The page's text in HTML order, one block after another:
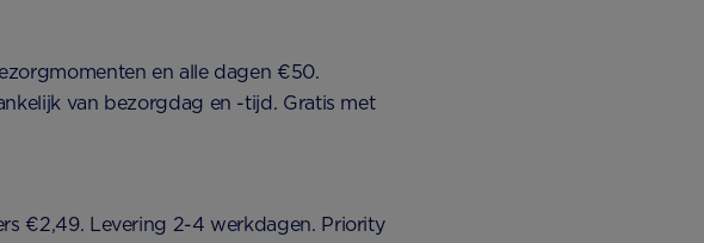
en alle dagen €50.
van bezorgdag en -tijd. Gratis met
€2,49. Levering 2-4 werkdagen. Priority